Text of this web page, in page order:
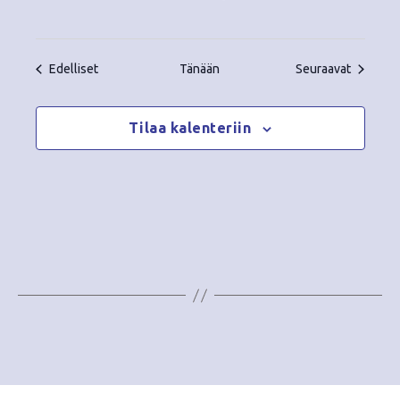
EdellisetTapahtumat Tänään Seuraavat
Tilaa kalenteriin